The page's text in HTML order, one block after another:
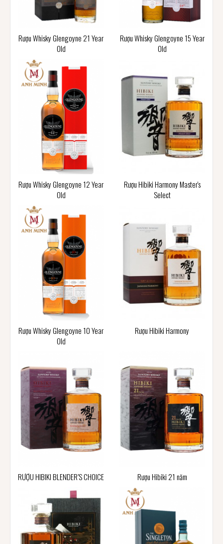
Rượu Whisky Glengoyne 21 Year
Old
Rượu Whisky Glengoyne 15 Year
Old
Rượu Whisky Glengoyne 12 Year
Old
Rượu Hibiki Harmony Master's
Select
Rượu Whisky Glengoyne 10 Year
Old
Rượu Hibiki Harmony
RƯỢU HIBIKI BLENDER’S CHOICE Rượu Hibiki 21 năm